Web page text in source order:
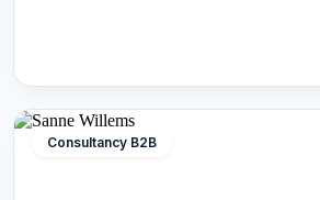
Consultancy B2B